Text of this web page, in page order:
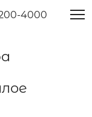
200-4000